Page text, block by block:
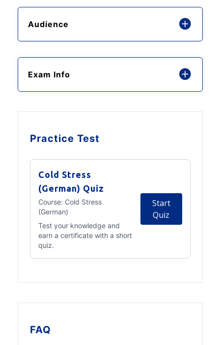
Audience
Exam Info
Practice Test
Cold Stress
(German) Quiz
Course: Cold Stress
(German)
Test your knowledge and
earn a certificate with a short
quiz.
Start
Quiz
FAQ